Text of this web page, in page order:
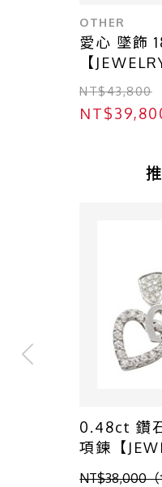
OTHER
愛心 墜飾
【
NT$43,800
0.48ct 鑽
項鍊【
寶】
NT$38,000